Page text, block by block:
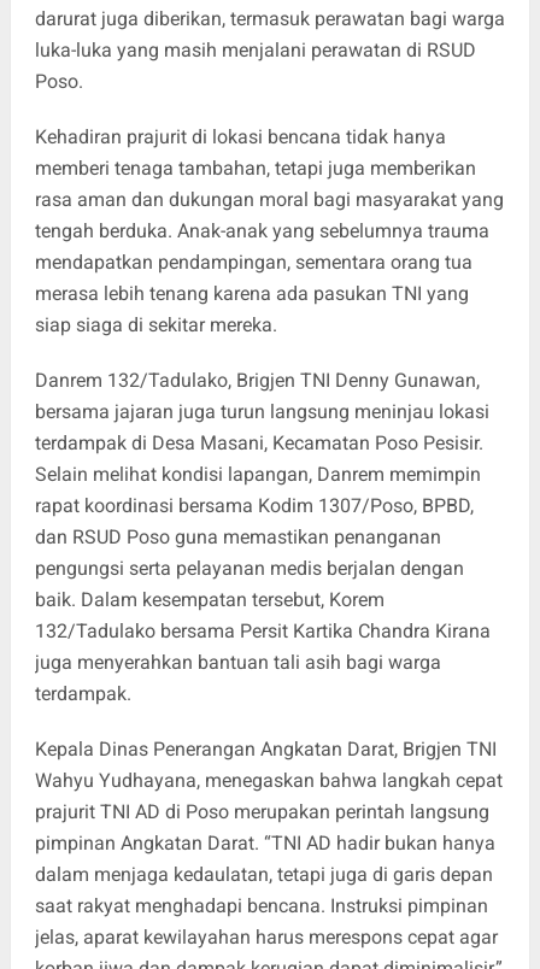
darurat juga diberikan, termasuk perawatan bagi warga
luka-luka yang masih menjalani perawatan di RSUD
Poso.
Kehadiran prajurit di lokasi bencana tidak hanya
memberi tenaga tambahan, tetapi juga memberikan
rasa aman dan dukungan moral bagi masyarakat yang
tengah berduka. Anak-anak yang sebelumnya trauma
mendapatkan pendampingan, sementara orang tua
merasa lebih tenang karena ada pasukan TNI yang
siap siaga di sekitar mereka.
Danrem 132/Tadulako, Brigjen TNI Denny Gunawan,
bersama jajaran juga turun langsung meninjau lokasi
terdampak di Desa Masani, Kecamatan Poso Pesisir.
Selain melihat kondisi lapangan, Danrem memimpin
rapat koordinasi bersama Kodim 1307/Poso, BPBD,
dan RSUD Poso guna memastikan penanganan
pengungsi serta pelayanan medis berjalan dengan
baik. Dalam kesempatan tersebut, Korem
132/Tadulako bersama Persit Kartika Chandra Kirana
juga menyerahkan bantuan tali asih bagi warga
terdampak.
Kepala Dinas Penerangan Angkatan Darat, Brigjen TNI
Wahyu Yudhayana, menegaskan bahwa langkah cepat
prajurit TNI AD di Poso merupakan perintah langsung
pimpinan Angkatan Darat. “TNI AD hadir bukan hanya
dalam menjaga kedaulatan, tetapi juga di garis depan
saat rakyat menghadapi bencana. Instruksi pimpinan
jelas, aparat kewilayahan harus merespons cepat agar